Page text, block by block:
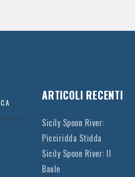
ARTICOLI RECENTI
Sicily Spoon River:
Picciridda Stidda
Sicily Spoon River: Il
Baule